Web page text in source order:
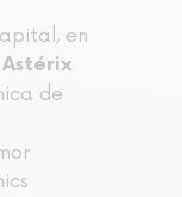
en
de